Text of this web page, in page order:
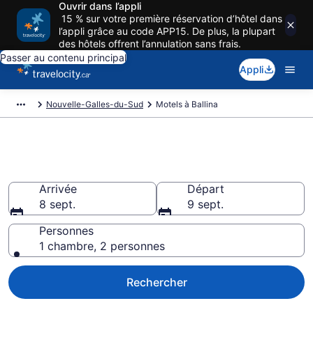
Ouvrir dans l’appli
15 % sur votre première réservation d’hôtel dans
l’appli grâce au code APP15. De plus, la plupart
des hôtels offrent l’annulation sans frais.
Passer au contenu principal
Appli
Nouvelle-Galles-du-Sud Motels à Ballina
Arrivée
8 sept.
Départ
9 sept.
Personnes
1 chambre, 2 personnes
Rechercher